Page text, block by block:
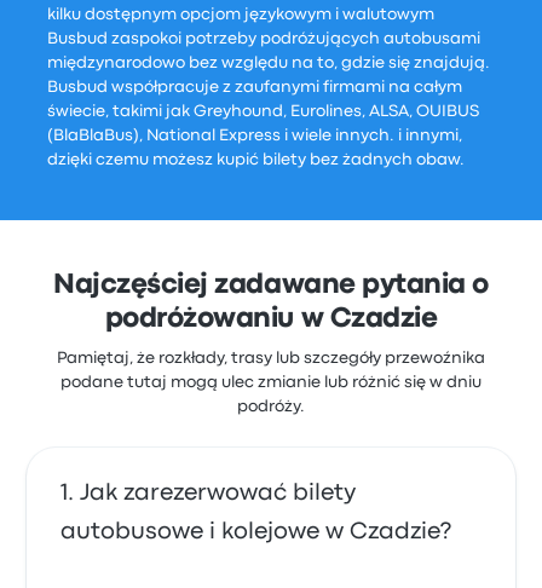
kilku dostępnym opcjom językowym i walutowym
Busbud zaspokoi potrzeby podróżujących autobusami
międzynarodowo bez względu na to, gdzie się znajdują.
Busbud współpracuje z zaufanymi firmami na całym
świecie, takimi jak Greyhound, Eurolines, ALSA, OUIBUS
(BlaBlaBus), National Express i wiele innych. i innymi,
dzięki czemu możesz kupić bilety bez żadnych obaw.
Najczęściej zadawane pytania o
podróżowaniu w Czadzie
Pamiętaj, że rozkłady, trasy lub szczegóły przewoźnika
podane tutaj mogą ulec zmianie lub różnić się w dniu
podróży.
Jak zarezerwować bilety
autobusowe i kolejowe w Czadzie?